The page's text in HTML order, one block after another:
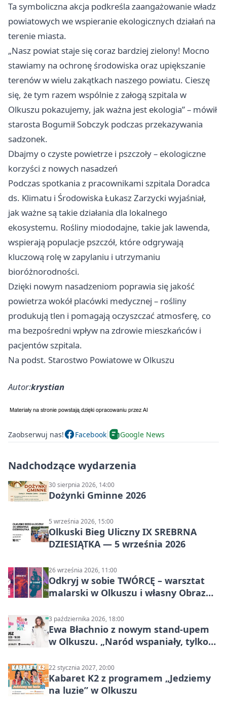
Ta symboliczna akcja podkreśla zaangażowanie władz
powiatowych we wspieranie ekologicznych działań na
terenie miasta.
„Nasz powiat staje się coraz bardziej zielony! Mocno
stawiamy na ochronę środowiska oraz upiększanie
terenów w wielu zakątkach naszego powiatu. Cieszę
się, że tym razem wspólnie z załogą szpitala w
Olkuszu pokazujemy, jak ważna jest ekologia” – mówił
starosta Bogumił Sobczyk podczas przekazywania
sadzonek.
Dbajmy o czyste powietrze i pszczoły – ekologiczne
korzyści z nowych nasadzeń
Podczas spotkania z pracownikami szpitala Doradca
ds. Klimatu i Środowiska Łukasz Zarzycki wyjaśniał,
jak ważne są takie działania dla lokalnego
ekosystemu. Rośliny miododajne, takie jak lawenda,
wspierają populacje pszczół, które odgrywają
kluczową rolę w zapylaniu i utrzymaniu
bioróżnorodności.
Dzięki nowym nasadzeniom poprawia się jakość
powietrza wokół placówki medycznej – rośliny
produkują tlen i pomagają oczyszczać atmosferę, co
ma bezpośredni wpływ na zdrowie mieszkańców i
pacjentów szpitala.
Na podst. Starostwo Powiatowe w Olkuszu
Autor:krystian
Zaobserwuj nas! Facebook Google News
Nadchodzące wydarzenia
30 sierpnia 2026, 14:00
Dożynki Gminne 2026
5 września 2026, 15:00
Olkuski Bieg Uliczny IX SREBRNA
DZIESIĄTKA — 5 września 2026
26 września 2026, 11:00
Odkryj w sobie TWÓRCĘ – warsztat
malarski w Olkuszu i własny Obraz
3 października 2026, 18:00
Ewa Błachnio z nowym stand-upem
w Olkuszu. „Naród wspaniały, tylko
22 stycznia 2027, 20:00
Kabaret K2 z programem „Jedziemy
na luzie” w Olkuszu